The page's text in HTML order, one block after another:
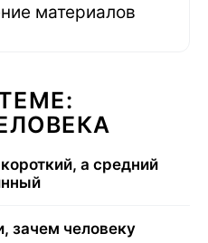
материалов
а средний
зачем человеку